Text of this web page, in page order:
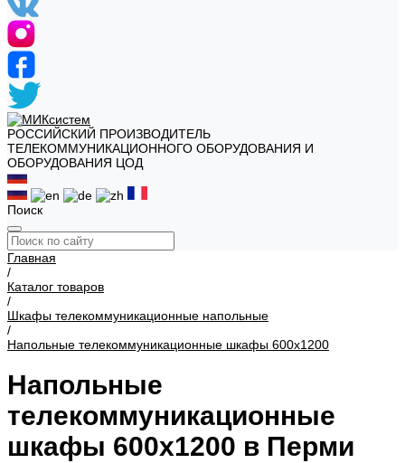
РОССИЙСКИЙ ПРОИЗВОДИТЕЛЬ
ТЕЛЕКОММУНИКАЦИОННОГО ОБОРУДОВАНИЯ И
ОБОРУДОВАНИЯ ЦОД
Поиск
Главная
/
Каталог товаров
/
Шкафы телекоммуникационные напольные
/
Напольные телекоммуникационные шкафы 600х1200
Напольные
телекоммуникационные
шкафы 600х1200 в Перми